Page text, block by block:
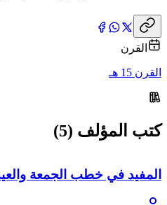
القرن
القرن 15 هـ
كتب المؤلف (5)
المفيد في خطب الجمعة